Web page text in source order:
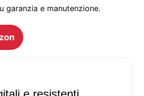
garanzia e manutenzione.